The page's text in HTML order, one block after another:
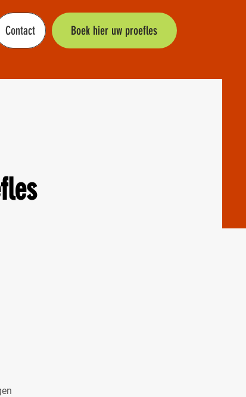
Contact Boek hier uw proefles